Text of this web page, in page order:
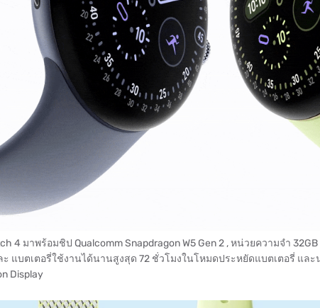
4 มาพร้อมชิป Qualcomm Snapdragon W5 Gen 2 , หน่วยความจำ 32GB
ะ แบตเตอรี่ใช้งานได้นานสูงสุด 72 ชั่วโมงในโหมดประหยัดแบตเตอรี่ แล
Display